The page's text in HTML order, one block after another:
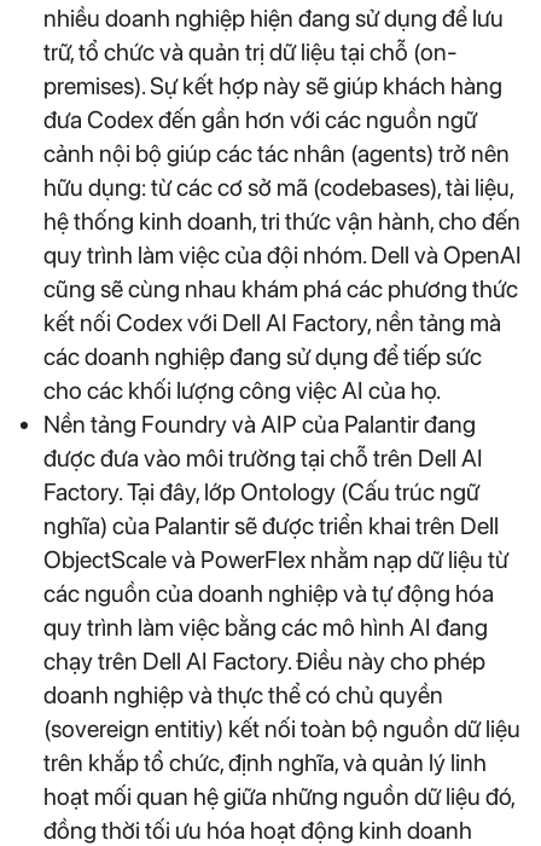
nhiều doanh nghiệp hiện đang sử dụng để lưu
trữ, tổ chức và quản trị dữ liệu tại chỗ (on-
premises). Sự kết hợp này sẽ giúp khách hàng
đưa Codex đến gần hơn với các nguồn ngữ
cảnh nội bộ giúp các tác nhân (agents) trở nên
hữu dụng: từ các cơ sở mã (codebases), tài liệu,
hệ thống kinh doanh, tri thức vận hành, cho đến
quy trình làm việc của đội nhóm. Dell và OpenAI
cũng sẽ cùng nhau khám phá các phương thức
kết nối Codex với Dell AI Factory, nền tảng mà
các doanh nghiệp đang sử dụng để tiếp sức
cho các khối lượng công việc AI của họ.
Nền tảng Foundry và AIP của Palantir đang
được đưa vào môi trường tại chỗ trên Dell AI
Factory. Tại đây, lớp Ontology (Cấu trúc ngữ
nghĩa) của Palantir sẽ được triển khai trên Dell
ObjectScale và PowerFlex nhằm nạp dữ liệu từ
các nguồn của doanh nghiệp và tự động hóa
quy trình làm việc bằng các mô hình AI đang
chạy trên Dell AI Factory. Điều này cho phép
doanh nghiệp và thực thể có chủ quyền
(sovereign entitiy) kết nối toàn bộ nguồn dữ liệu
trên khắp tổ chức, định nghĩa, và quản lý linh
hoạt mối quan hệ giữa những nguồn dữ liệu đó,
đồng thời tối ưu hóa hoạt động kinh doanh